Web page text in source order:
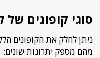
סוגי קופונים של
ניתן לחלק את הקופונים
מהם מספק יתרונות שונים: